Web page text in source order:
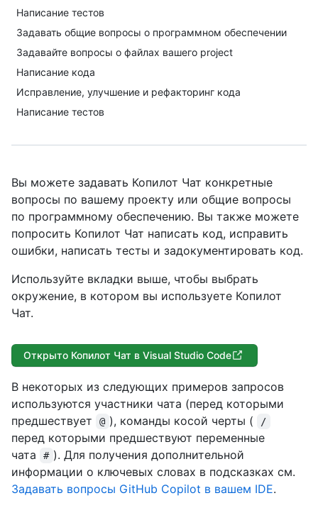
Написание тестов
Задавать общие вопросы о программном обеспечении
Задавайте вопросы о файлах вашего project
Написание кода
Исправление, улучшение и рефакторинг кода
Написание тестов
Вы можете задавать Копилот Чат конкретные
вопросы по вашему проекту или общие вопросы
по программному обеспечению. Вы также можете
попросить Копилот Чат написать код, исправить
ошибки, написать тесты и задокументировать код.
Используйте вкладки выше, чтобы выбрать
окружение, в котором вы используете Копилот
Чат.
Открыто Копилот Чат в Visual Studio Code
В некоторых из следующих примеров запросов
используются участники чата (перед которыми
предшествует
@ ), команды косой черты ( /
перед которыми предшествуют переменные
чата
# ). Для получения дополнительной
информации о ключевых словах в подсказках см.
Задавать вопросы GitHub Copilot в вашем IDE.